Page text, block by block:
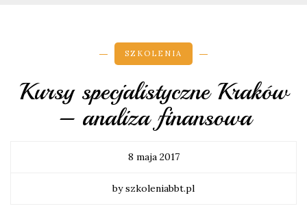
SZKOLENIA
Kursy specjalistyczne Kraków
– analiza finansowa
8 maja 2017
by szkoleniabbt.pl